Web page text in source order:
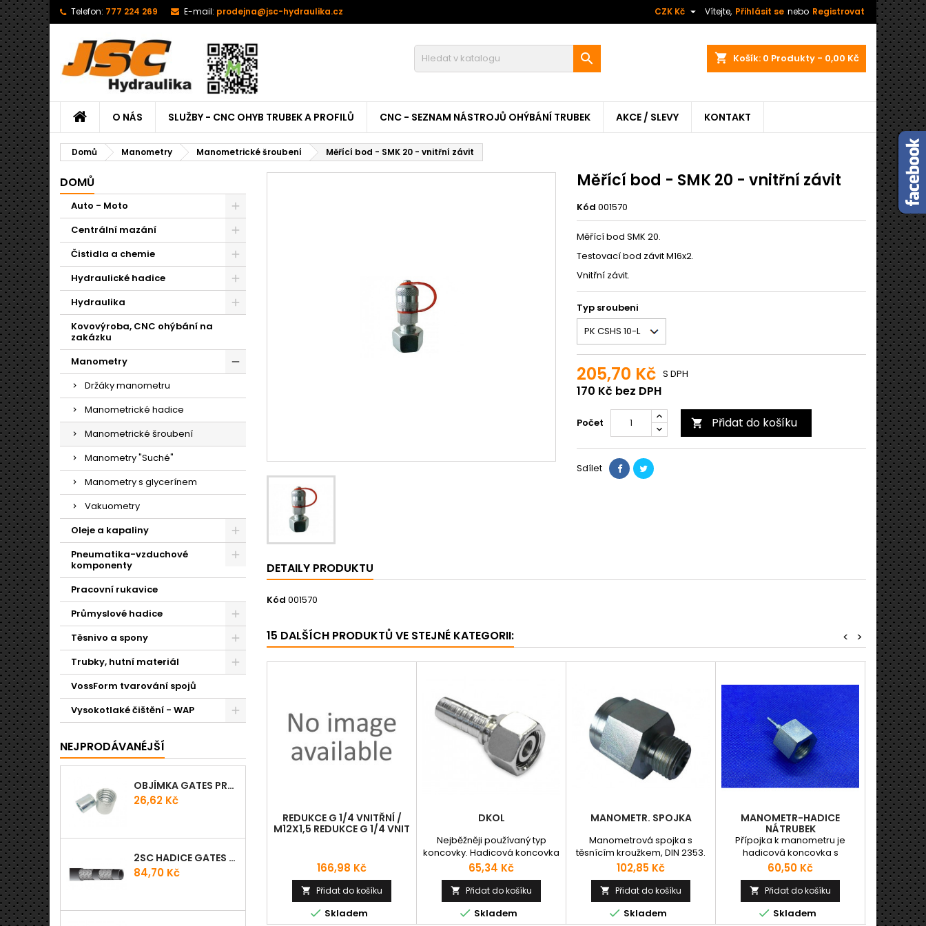
Telefon: 777 224 269 E-mail: prodejna@jsc-hydraulika.cz Vítejte, Přihlásit se nebo Registrovat
CZK Kč 
shopping_cart Košík: 0 Produkty - 0,00 Kč

O NÁS SLUŽBY - CNC OHYB TRUBEK A PROFILŮ CNC - SEZNAM NÁSTROJŮ OHÝBÁNÍ TRUBEK AKCE / SLEVY KONTAKT
Domů Manometry Manometrické šroubení Měřící bod - SMK 20 - vnitřní závit
DOMŮ
Auto - Moto
Centrální mazání
Čistidla a chemie
Hydraulické hadice
Hydraulika
Kovovýroba, CNC ohýbání na
zakázku
Manometry
Držáky manometru
Manometrické hadice
Manometrické šroubení
Manometry "Suché"
Manometry s glycerínem
Vakuometry
Oleje a kapaliny
Pneumatika-vzduchové
komponenty
Pracovní rukavice
Průmyslové hadice
Těsnivo a spony
Trubky, hutní materiál
VossForm tvarování spojů
Vysokotlaké čištění - WAP
NEJPRODÁVANÉJŠÍ
OBJÍMKA GATES PRO-V
Cena
26,62 Kč
2SC HADICE GATES PROV
Cena
84,70 Kč
Měřící bod - SMK 20 - vnitřní závit
Kód 001570
Měřící bod SMK 20.
Testovací bod závit M16x2.
Vnitřní závit.
Typ sroubeni
205,70 Kč
170 Kč bez DPH
S DPH
Počet  Přidat do košíku
Sdílet
DETAILY PRODUKTU
Kód 001570
15 DALŠÍCH PRODUKTŮ VE STEJNÉ KATEGORII: >
<
REDUKCE G 1/4 VNITŘNÍ /
M12X1,5 REDUKCE G 1/4 VNIT
Cena
166,98 Kč
 Přidat do košíku
 Skladem
DKOL
Nejběžněji používaný typ
koncovky. Hadicová koncovka
DKOL s "O" kroužkem a
převlečnou maticí s
metrickým závitem a s
těsnícím kuželem 24° - lehká
řada (viz. technická podpora),
Cena
65,34 Kč
 Přidat do košíku
 Skladem
MANOMETR. SPOJKA
Manometrová spojka s
těsnícím kroužkem, DIN 2353.
Cena
102,85 Kč
 Přidat do košíku
 Skladem
MANOMETR-HADICE
NÁTRUBEK
Přípojka k manometru je
hadicová koncovka s
převlečnou maticí a BSP ("G")
závitem sloužící ke spojení
manometrické hadice a
manometru. Nátrubky pro obě
strany manometrických hadic.
Cena
60,50 Kč
 Přidat do košíku
 Skladem
Hadicová
s "O"
maticí s
těsnícím
řada (viz.
DIN
M21542

